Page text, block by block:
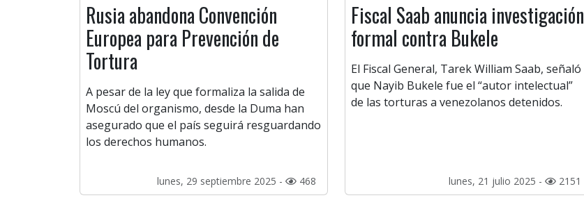
Rusia abandona Convención
Europea para Prevención de
Tortura
A pesar de la ley que formaliza la salida de
Moscú del organismo, desde la Duma han
asegurado que el país seguirá resguardando
los derechos humanos.
lunes, 29 septiembre 2025 - 468
Fiscal Saab anuncia investigación
formal contra Bukele
El Fiscal General, Tarek William Saab, señaló
que Nayib Bukele fue el “autor intelectual”
de las torturas a venezolanos detenidos.
lunes, 21 julio 2025 - 2151